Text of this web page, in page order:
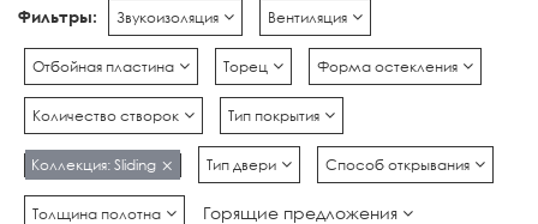
Фильтры: Звукоизоляция Вентиляция
Отбойная пластина Торец Форма остекления
Количество створок Тип покрытия
Коллекция: Sliding Тип двери Способ открывания
Толщина полотна Горящие предложения